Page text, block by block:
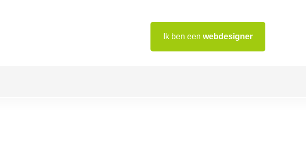
Ik ben een webdesigner